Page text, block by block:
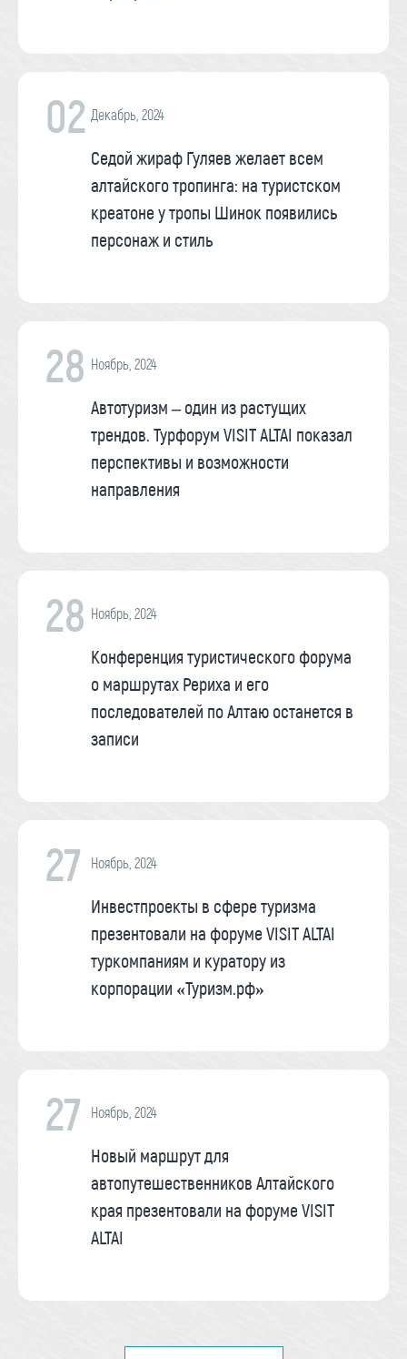
02 Декабрь, 2024
Седой жираф Гуляев желает всем
алтайского тропинга: на туристском
креатоне у тропы Шинок появились
персонаж и стиль
28 Ноябрь, 2024
Автотуризм – один из растущих
трендов. Турфорум VISIT ALTAI показал
перспективы и возможности
направления
28 Ноябрь, 2024
Конференция туристического форума
о маршрутах Рериха и его
последователей по Алтаю останется в
записи
27 Ноябрь, 2024
Инвестпроекты в сфере туризма
презентовали на форуме VISIT ALTAI
туркомпаниям и куратору из
корпорации «Туризм.рф»
27 Ноябрь, 2024
Новый маршрут для
автопутешественников Алтайского
края презентовали на форуме VISIT
ALTAI